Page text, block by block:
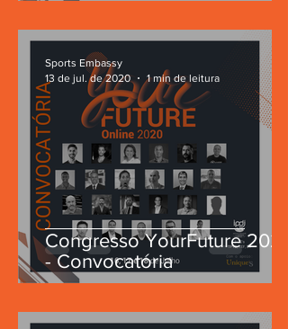
Congresso YourFuture 2020
- Convocatória
Sports Embassy
13 de jul. de 2020
1 min de leitura